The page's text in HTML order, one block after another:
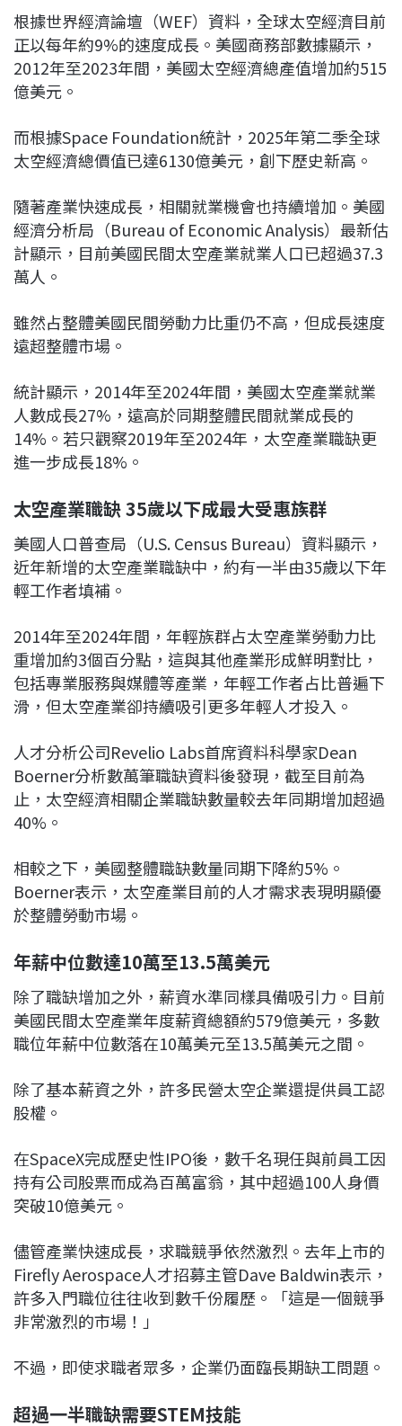
根據世界經濟論壇（WEF）資料，全球太空經濟目前
正以每年約9%的速度成長。美國商務部數據顯示，
2012年至2023年間，美國太空經濟總產值增加約515
億美元。
而根據Space Foundation統計，2025年第二季全球
太空經濟總價值已達6130億美元，創下歷史新高。
隨著產業快速成長，相關就業機會也持續增加。美國
經濟分析局（Bureau of Economic Analysis）最新估
計顯示，目前美國民間太空產業就業人口已超過37.3
萬人。
雖然占整體美國民間勞動力比重仍不高，但成長速度
遠超整體市場。
統計顯示，2014年至2024年間，美國太空產業就業
人數成長27%，遠高於同期整體民間就業成長的
14%。若只觀察2019年至2024年，太空產業職缺更
進一步成長18%。
太空產業職缺 35歲以下成最大受惠族群
美國人口普查局（U.S. Census Bureau）資料顯示，
近年新增的太空產業職缺中，約有一半由35歲以下年
輕工作者填補。
2014年至2024年間，年輕族群占太空產業勞動力比
重增加約3個百分點，這與其他產業形成鮮明對比，
包括專業服務與媒體等產業，年輕工作者占比普遍下
滑，但太空產業卻持續吸引更多年輕人才投入。
人才分析公司Revelio Labs首席資料科學家Dean
Boerner分析數萬筆職缺資料後發現，截至目前為
止，太空經濟相關企業職缺數量較去年同期增加超過
40%。
相較之下，美國整體職缺數量同期下降約5%。
Boerner表示，太空產業目前的人才需求表現明顯優
於整體勞動市場。
年薪中位數達10萬至13.5萬美元
除了職缺增加之外，薪資水準同樣具備吸引力。目前
美國民間太空產業年度薪資總額約579億美元，多數
職位年薪中位數落在10萬美元至13.5萬美元之間。
除了基本薪資之外，許多民營太空企業還提供員工認
股權。
在SpaceX完成歷史性IPO後，數千名現任與前員工因
持有公司股票而成為百萬富翁，其中超過100人身價
突破10億美元。
儘管產業快速成長，求職競爭依然激烈。去年上市的
Firefly Aerospace人才招募主管Dave Baldwin表示，
許多入門職位往往收到數千份履歷。「這是一個競爭
非常激烈的市場！」
不過，即使求職者眾多，企業仍面臨長期缺工問題。
超過一半職缺需要STEM技能